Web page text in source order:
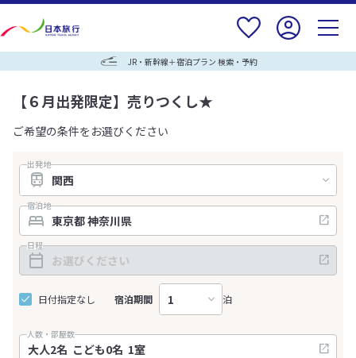
JR・新幹線＋宿泊プラン 検索・予約
【６月出発限定】売りつくし★
ご希望の条件をお選びください
出発地
宿泊地
日程
日付指定なし 宿泊期間 泊
人数・部屋数